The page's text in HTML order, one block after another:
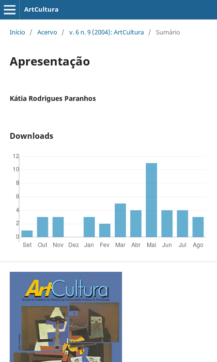
ArtCultura
Início / Acervo / v. 6 n. 9 (2004): ArtCultura / Sumário
Apresentação
Kátia Rodrigues Paranhos
Downloads